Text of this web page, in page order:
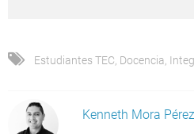
Estudiantes TEC, Docencia,
Kenneth Mora Pérez